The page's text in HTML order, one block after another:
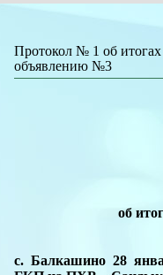
Протокол № 1 об итогах
объявлению №3
об
с. Балкашино 28